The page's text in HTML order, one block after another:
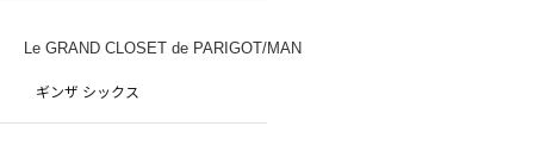
Le GRAND CLOSET de PARIGOT/MAN
ギンザ シックス